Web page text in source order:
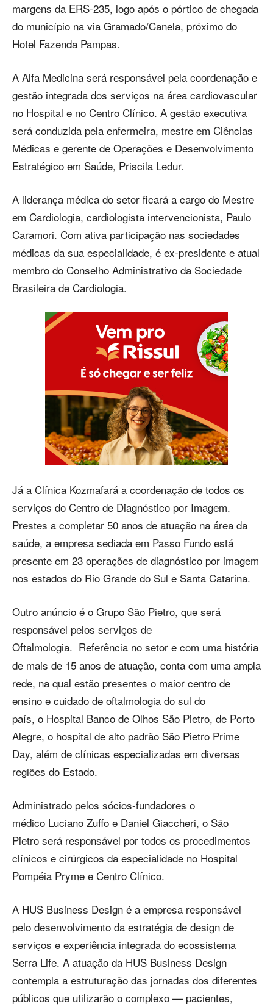
margens da ERS-235, logo após o pórtico de chegada
do município na via Gramado/Canela, próximo do
Hotel Fazenda Pampas.
A Alfa Medicina será responsável pela coordenação e
gestão integrada dos serviços na área cardiovascular
no Hospital e no Centro Clínico. A gestão executiva
será conduzida pela enfermeira, mestre em Ciências
Médicas e gerente de Operações e Desenvolvimento
Estratégico em Saúde, Priscila Ledur.
A liderança médica do setor ficará a cargo do Mestre
em Cardiologia, cardiologista intervencionista, Paulo
Caramori. Com ativa participação nas sociedades
médicas da sua especialidade, é ex-presidente e atual
membro do Conselho Administrativo da Sociedade
Brasileira de Cardiologia.
Já a Clínica Kozmafará a coordenação de todos os
serviços do Centro de Diagnóstico por Imagem.
Prestes a completar 50 anos de atuação na área da
saúde, a empresa sediada em Passo Fundo está
presente em 23 operações de diagnóstico por imagem
nos estados do Rio Grande do Sul e Santa Catarina.
Outro anúncio é o Grupo São Pietro, que será
responsável pelos serviços de
Oftalmologia. Referência no setor e com uma história
de mais de 15 anos de atuação, conta com uma ampla
rede, na qual estão presentes o maior centro de
ensino e cuidado de oftalmologia do sul do
país, o Hospital Banco de Olhos São Pietro, de Porto
Alegre, o hospital de alto padrão São Pietro Prime
Day, além de clínicas especializadas em diversas
regiões do Estado.
Administrado pelos sócios-fundadores o
médico Luciano Zuffo e Daniel Giaccheri, o São
Pietro será responsável por todos os procedimentos
clínicos e cirúrgicos da especialidade no Hospital
Pompéia Pryme e Centro Clínico.
A HUS Business Design é a empresa responsável
pelo desenvolvimento da estratégia de design de
serviços e experiência integrada do ecossistema
Serra Life. A atuação da HUS Business Design
contempla a estruturação das jornadas dos diferentes
públicos que utilizarão o complexo — pacientes,